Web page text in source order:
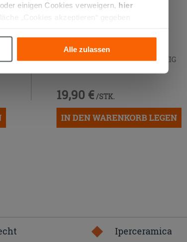
einigen Cookies verweigern, hier
„Cookies akzeptieren“ gegeben
Alle zulassen
SIPHON FÜR BIDET 11/4 'S'-FÖRMIG
19,90 € /STK.
IN DEN WARENKORB LEGEN
Iperceramica